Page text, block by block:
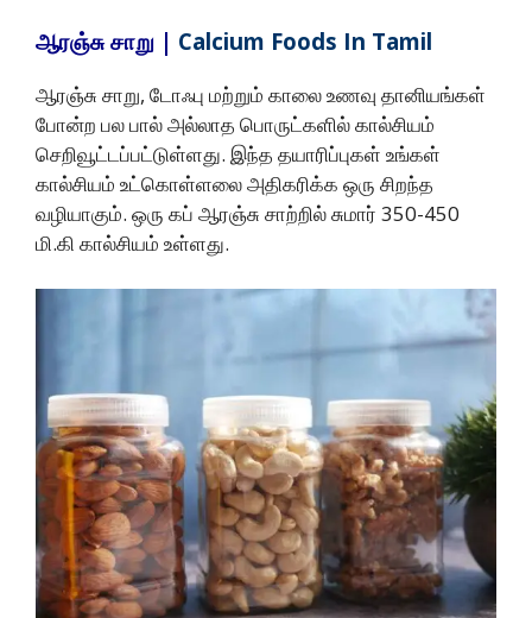
ஆரஞ்சுசாறு | Calcium Foods In Tamil
ஆரஞ்சு சாறு, டோஃபு மற்றும் காலை உணவு தானியங்கள்
போன்ற பல பால் அல்லாத பொருட்களில் கால்சியம்
செறிவூட்டப்பட்டுள்ளது. இந்த தயாரிப்புகள் உங்கள்
கால்சியம் உட்கொள்ளலை அதிகரிக்க ஒரு சிறந்த
வழியாகும். ஒரு கப் ஆரஞ்சு சாற்றில் சுமார் 350-450
மி.கி கால்சியம் உள்ளது.